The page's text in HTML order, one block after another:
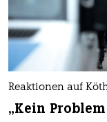
Reaktionen auf
„Kein